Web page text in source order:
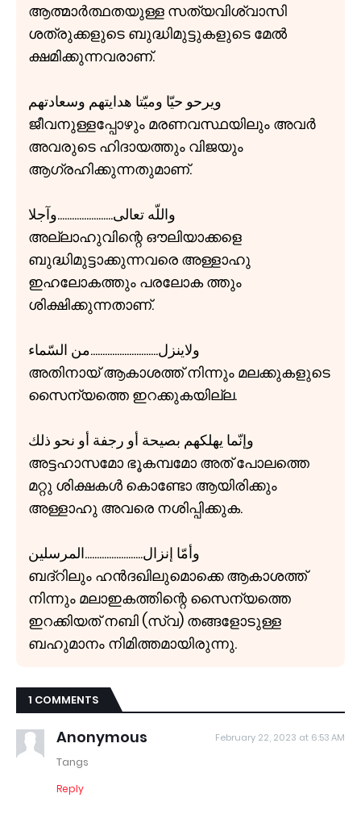
ആത്മാർത്ഥതയുള്ള സത്യവിശ്വാസി
ശത്രുക്കളുടെ ബുദ്ധിമുട്ടുകളുടെ മേൽ
ക്ഷമിക്കുന്നവരാണ്.
ويرحو حيّا وميّتا هدايتهم وسعادتهم
ജീവനുള്ളപ്പോഴും മരണവസ്ഥയിലും അവർ
അവരുടെ ഹിദായത്തും വിജയും
ആഗ്രഹിക്കുന്നതുമാണ്.
واللّه تعالی.......................وآجلا
അല്ലാഹുവിന്റെ ഔലിയാക്കളെ
ബുദ്ധിമുട്ടാക്കുന്നവരെ അള്ളാഹു
ഇഹലോകത്തും പരലോക ത്തും
ശിക്ഷിക്കുന്നതാണ്.
ولاينزل............................من السّماء
അതിനായ് ആകാശത്ത് നിന്നും മലക്കുകളുടെ
സൈന്യത്തെ ഇറക്കുകയില്ല.
وإنّما يهلكهم بصيحة أو رجفة أو نحو ذلك
അട്ടഹാസമോ ഭൂകമ്പമോ അത് പോലത്തെ
മറ്റു ശിക്ഷകൾ കൊണ്ടോ ആയിരിക്കും
അള്ളാഹു അവരെ നശിപ്പിക്കുക.
وأمّا إنزال........................المرسلين
ബദ്റിലും ഹൻദഖിലുമൊക്കെ ആകാശത്ത്
നിന്നും മലാഇകത്തിന്റെ സൈന്യത്തെ
ഇറക്കിയത് നബി (സ്വ) തങ്ങളോടുള്ള
ബഹുമാനം നിമിത്തമായിരുന്നു.
1 COMMENTS
Anonymous February 22, 2023 at 6:53 AM
Tangs
Reply